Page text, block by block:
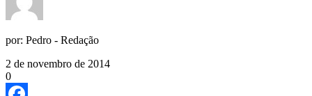
por: Pedro - Redação
2 de novembro de 2014
0